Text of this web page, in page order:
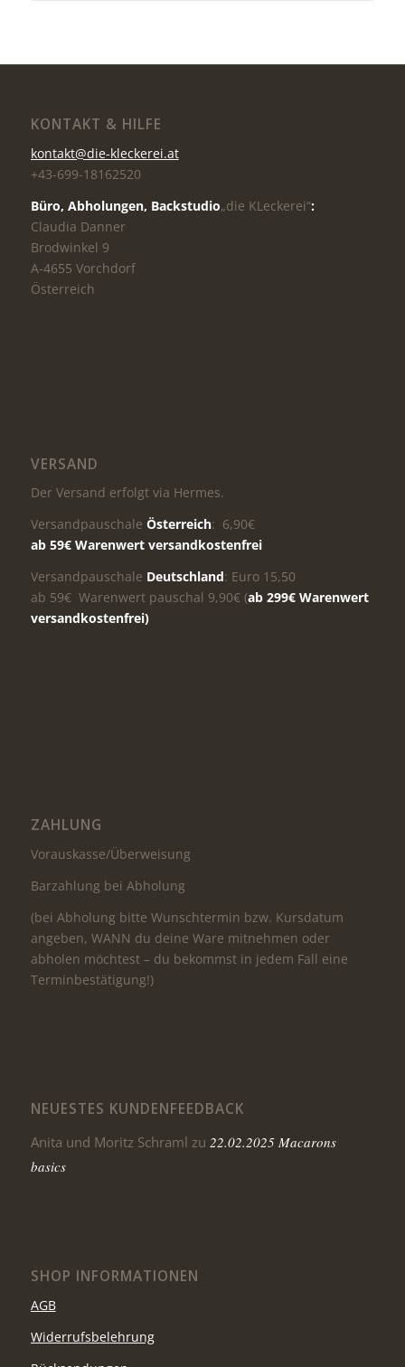
KONTAKT & HILFE
kontakt@die-kleckerei.at
+43-699-18162520
Büro, Abholungen, Backstudio„die KLeckerei“:
Claudia Danner
Brodwinkel 9
A-4655 Vorchdorf
Österreich
VERSAND
Der Versand erfolgt via Hermes.
Versandpauschale Österreich: 6,90€
ab 59€ Warenwert versandkostenfrei
Versandpauschale Deutschland: Euro 15,50
ab 59€ Warenwert pauschal 9,90€ (ab 299€ Warenwert
versandkostenfrei)
ZAHLUNG
Vorauskasse/Überweisung
Barzahlung bei Abholung
(bei Abholung bitte Wunschtermin bzw. Kursdatum
angeben, WANN du deine Ware mitnehmen oder
abholen möchtest – du bekommst in jedem Fall eine
Terminbestätigung!)
NEUESTES KUNDENFEEDBACK
Anita und Moritz Schraml zu 22.02.2025 Macarons
basics
SHOP INFORMATIONEN
AGB
Widerrufsbelehrung